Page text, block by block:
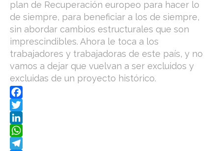
plan de Recuperación europeo para hacer lo
de siempre, para beneficiar a los de siempre,
sin abordar cambios estructurales que son
imprescindibles. Ahora le toca a los
trabajadores y trabajadoras de este país, y no
vamos a dejar que vuelvan a ser excluidos y
excluidas de un proyecto histórico.
F
a
c
e
T
w
L
W